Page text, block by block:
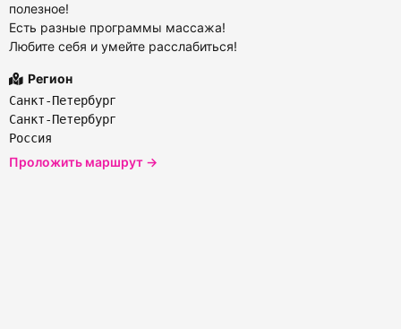
полезное!
Есть разные программы массажа!
Любите себя и умейте расслабиться!
Регион
Санкт-Петербург
Санкт-Петербург
Россия
Проложить маршрут →